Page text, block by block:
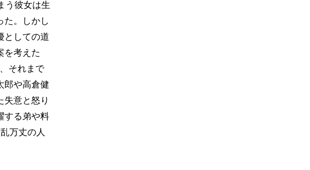
う彼女は生
た。しかし
としての道
を考えた
それまで
郎や高倉健
失意と怒り
する弟や料
万丈の人